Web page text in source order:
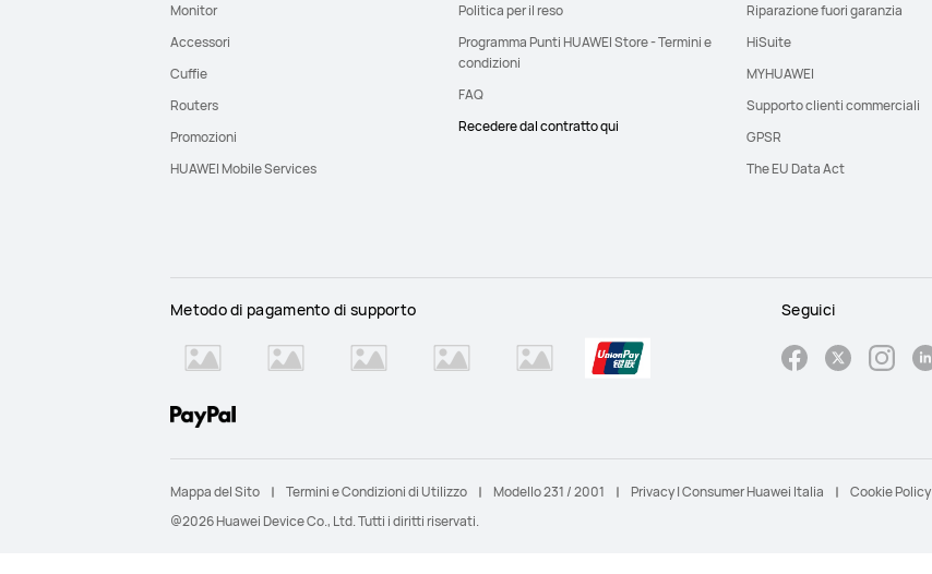
Monitor
Accessori
Cuffie
Routers
Promozioni
HUAWEI Mobile Services
Politica per il reso
Programma Punti HUAWEI Store - Termini e
condizioni
FAQ
Recedere dal contratto qui
Riparazione fuori garanzia
HiSuite
MYHUAWEI
Supporto clienti commerciali
GPSR
The EU Data Act
Metodo di pagamento di supporto Seguici
@2026 Huawei Device Co., Ltd. Tutti i diritti riservati.
Mappa del Sito Termini e Condizioni di Utilizzo Modello 231 / 2001 Privacy | Consumer Huawei Italia Cookie Policy